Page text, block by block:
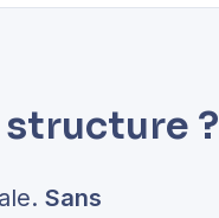
?
Sans